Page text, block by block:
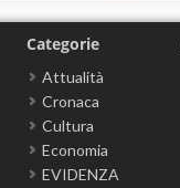
Categorie
Attualità
Cronaca
Cultura
Economia
EVIDENZA